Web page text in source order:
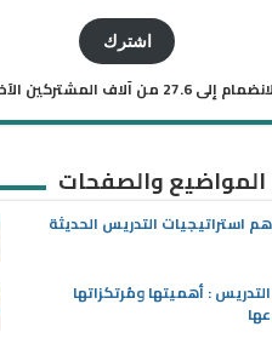
اشترك
إلى 27.6 من آلاف المشتركين الآخرين
المواضيع والصفحات
استراتيجيات التدريس الحديثة
: أهميتها ومُرتكزاتها